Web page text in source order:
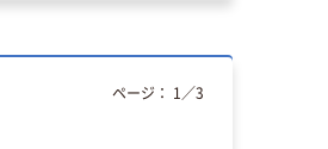
ページ： 1 ／3